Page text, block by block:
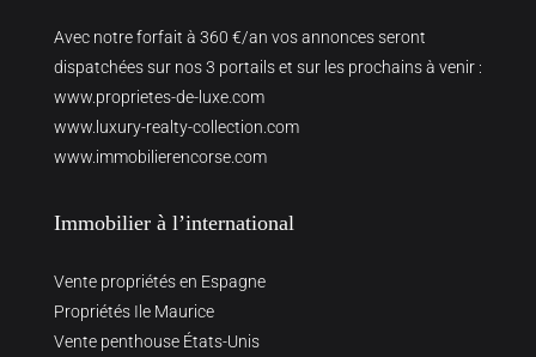
Avec notre forfait à 360 €/an vos annonces seront
dispatchées sur nos 3 portails et sur les prochains à venir :
www.proprietes-de-luxe.com
www.luxury-realty-collection.com
www.immobilierencorse.com
Immobilier à l’international
Vente propriétés en Espagne
Propriétés Ile Maurice
Vente penthouse États-Unis